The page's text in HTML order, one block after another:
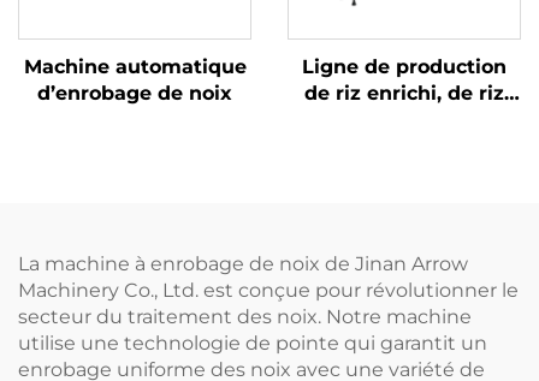
Machine automatique
d’enrobage de noix
Ligne de production
de riz enrichi, de riz
La machine à enrobage de noix de Jinan Arrow
Machinery Co., Ltd. est conçue pour révolutionner le
secteur du traitement des noix. Notre machine
utilise une technologie de pointe qui garantit un
enrobage uniforme des noix avec une variété de